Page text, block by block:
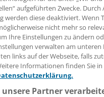
lieber
Beitrag können
Jetzt anmelden »
Problem beim Login?
aufgeführten Zwecke.
werden diese deaktiviert.
nicht mehr so
Ihre Einstellungen zu ändern
verwalten am unteren
links auf der Webseite, falls
Informationen finden Sie
Partner